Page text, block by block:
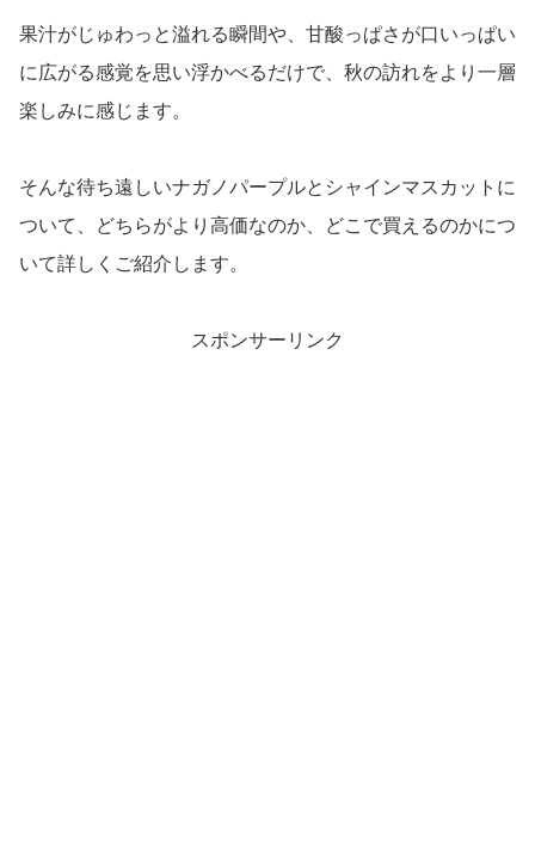
果汁がじゅわっと溢れる瞬間や、甘酸っぱさが口いっぱい
に広がる感覚を思い浮かべるだけで、秋の訪れをより一層
楽しみに感じます。
そんな待ち遠しいナガノパープルとシャインマスカットに
ついて、どちらがより高価なのか、どこで買えるのかにつ
いて詳しくご紹介します。
スポンサーリンク